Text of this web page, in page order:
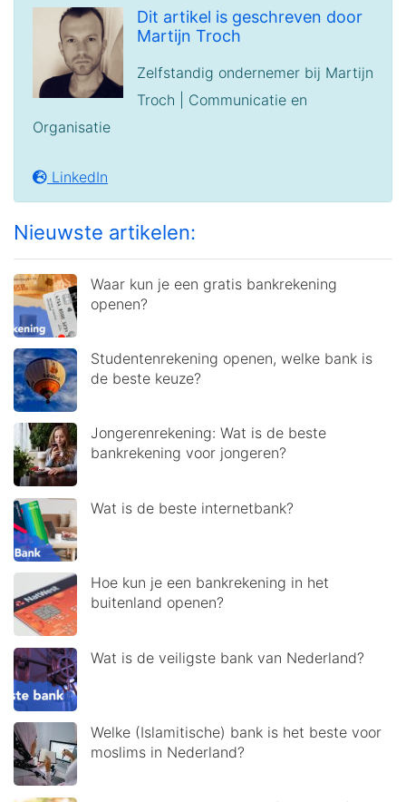
Dit artikel is geschreven door
Martijn Troch
Zelfstandig ondernemer bij Martijn
Troch | Communicatie en
Organisatie
LinkedIn
Nieuwste artikelen:
Waar kun je een gratis bankrekening
openen?
Studentenrekening openen, welke bank is
de beste keuze?
Jongerenrekening: Wat is de beste
bankrekening voor jongeren?
Wat is de beste internetbank?
Hoe kun je een bankrekening in het
buitenland openen?
Wat is de veiligste bank van Nederland?
Welke (Islamitische) bank is het beste voor
moslims in Nederland?